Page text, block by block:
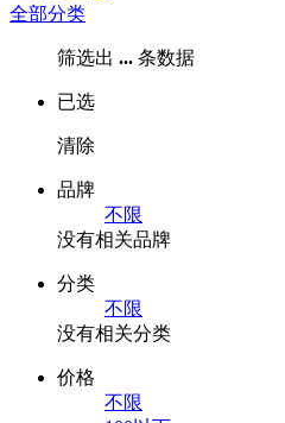
全部分类
筛选出 ... 条数据
已选
清除
品牌
不限
没有相关品牌
分类
不限
没有相关分类
价格
不限